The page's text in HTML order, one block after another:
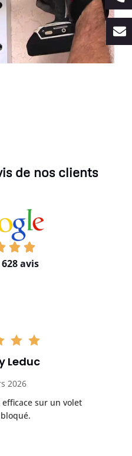
de nos clients
628 avis
Leduc
2026
sur un volet